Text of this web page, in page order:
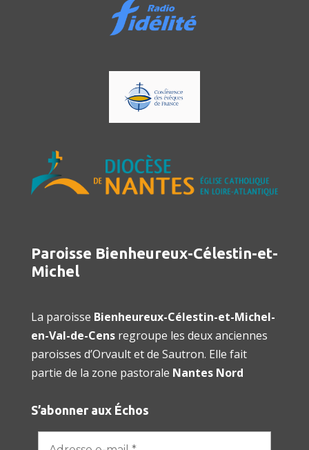
Paroisse Bienheureux-Célestin-et-
Michel
La paroisse Bienheureux-Célestin-et-Michel-
en-Val-de-Censregroupe les deux anciennes
paroisses d’Orvault et de Sautron. Elle fait
partie de la zone pastorale Nantes Nord
S’abonner aux Échos